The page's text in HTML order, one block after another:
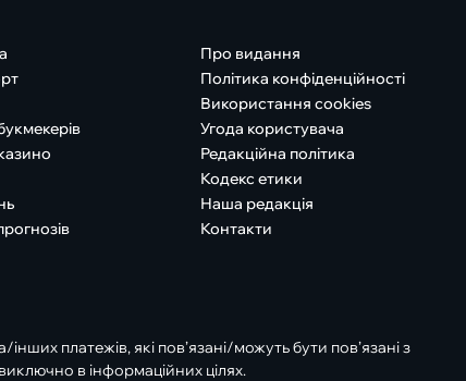
Про видання
Політика конфіденційності
Використання cookies
Угода користувача
Редакційна політика
Кодекс етики
Наша редакція
Контакти
платежів, які пов’язані/можуть бути пов’язані з
в інформаційних цілях.